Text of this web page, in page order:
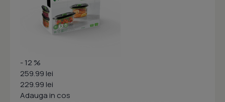
- 12 %
259.99 lei
229.99 lei
Adauga in cos